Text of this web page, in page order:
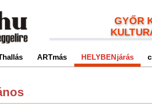
GYŐR
ARTmás HELYBENjárás